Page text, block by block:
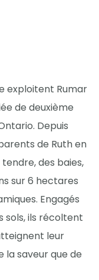
exploitent Rumar
de deuxième
Depuis
de Ruth en
des baies,
sur 6 hectares
Engagés
sols, ils récoltent
leur
la saveur que de